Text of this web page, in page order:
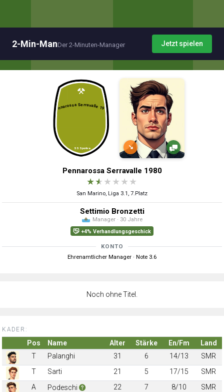
2-Min-ManDer 2-Minuten-Manager Jetzt spielen
↘
Pennarossa Serravalle 1980
★★ ★ ★ ★ ★
San Marino, Liga 3.1, 7.Platz
Settimio Bronzetti
Manager · 30 Jahre
+4% Verhandlungsgeschick
KONTO
Ehrenamtlicher Manager · Note 3.6
Noch ohne Titel.
KADER:
Pos Name Alter Stärke En/Fm
Land
T
Palanghi 31 6 14/13
SMR
T
Sarti 21 5 17/15
SMR
A
Podeschi 22 7 8/10
SMR